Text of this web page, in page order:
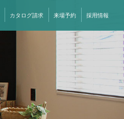
カタログ請求 来場予約 採用情報